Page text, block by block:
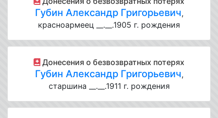
Губин Александр Григорьевич,
красноармеец __.__.1905 г. рождения
Донесения о безвозвратных потерях
Губин Александр Григорьевич,
старшина __.__.1911 г. рождения